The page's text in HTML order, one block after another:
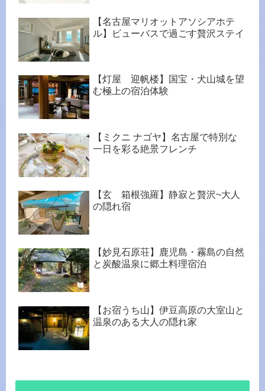
【名古屋マリオットアソシアホテ
ル】ビューバスで過ごす贅沢ステイ
【灯屋 迎帆楼】国宝・犬山城を望
む極上の宿泊体験
【ミクニ ナゴヤ】名古屋で特別な
一日を彩る絶景フレンチ
【玄 箱根強羅】静寂と贅沢~大人
の隠れ宿
【妙見石原荘】鹿児島・霧島の自然
と炭酸温泉に郷土料理宿泊
【お宿うち山】伊豆高原の大室山と
温泉のある大人の隠れ家